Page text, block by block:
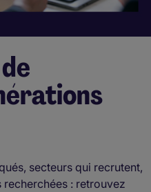
secteurs qui recrutent,
recherchées : retrouvez